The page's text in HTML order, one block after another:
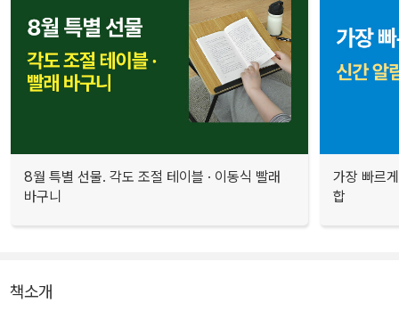
8월 특별 선물. 각도 조절 테이블 · 이동식 빨래
바구니
가장 빠르
합
책소개